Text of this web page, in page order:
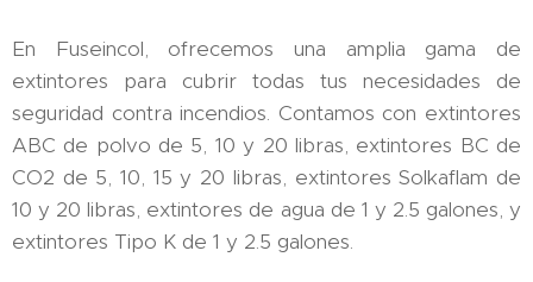
En Fuseincol, ofrecemos una amplia gama de
extintores para cubrir todas tus necesidades de
seguridad contra incendios. Contamos con extintores
ABC de polvo de 5, 10 y 20 libras, extintores BC de
CO2 de 5, 10, 15 y 20 libras, extintores Solkaflam de
10 y 20 libras, extintores de agua de 1 y 2.5 galones, y
extintores Tipo K de 1 y 2.5 galones.